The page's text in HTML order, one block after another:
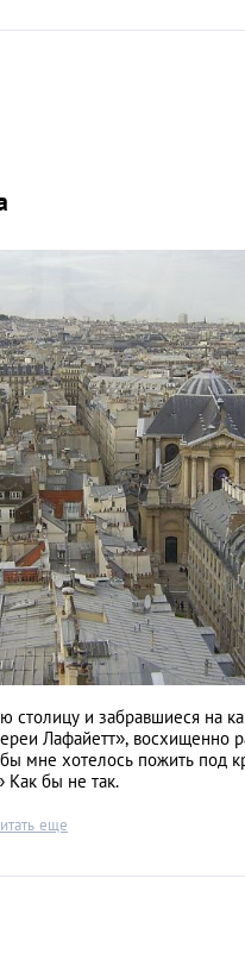
столицу и забравшиеся на
Лафайетт», восхищенно
мне хотелось пожить под
Как бы не так.
еще